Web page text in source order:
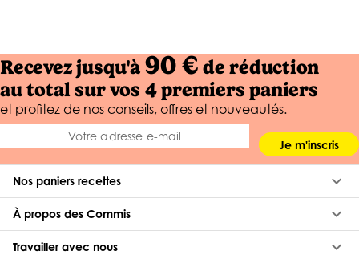
Recevez jusqu'à 90 €de réduction
au total sur vos 4 premiers paniers
et profitez de nos conseils, offres et nouveautés.
Je m'inscris
Nos paniers recettes keyboard_arrow_down
À propos des Commis keyboard_arrow_down
Travailler avec nous keyboard_arrow_down